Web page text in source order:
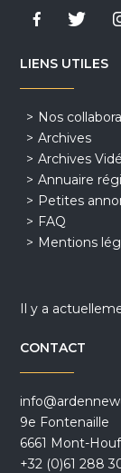
LIENS UTILES
Nos
Archives
Archives
Annuaire
Petites
FAQ
Mentions
Il y a
CONTACT
9e Fontenaille
6661 Mont-
+32 (0)61 288